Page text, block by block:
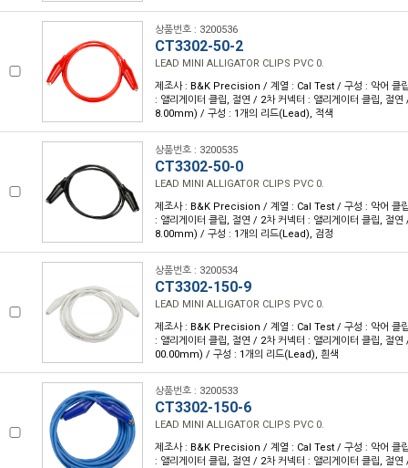
상품번호 : 3200536
CT3302-50-2
LEAD MINI ALLIGATOR CLIPS PVC 0.
제조사 : B&K Precision / 계열 : Cal Test / 구성 : 악어 클
: 앨리게이터 클립, 절연 / 2차 커넥터 : 앨리게이터 클립, 절
8.00mm) / 구성 : 1개의 리드(Lead), 적색
상품번호 : 3200535
CT3302-50-0
LEAD MINI ALLIGATOR CLIPS PVC 0.
제조사 : B&K Precision / 계열 : Cal Test / 구성 : 악어 클
: 앨리게이터 클립, 절연 / 2차 커넥터 : 앨리게이터 클립, 절
8.00mm) / 구성 : 1개의 리드(Lead), 검정
상품번호 : 3200534
CT3302-150-9
LEAD MINI ALLIGATOR CLIPS PVC 0.
제조사 : B&K Precision / 계열 : Cal Test / 구성 : 악어 클
: 앨리게이터 클립, 절연 / 2차 커넥터 : 앨리게이터 클립, 절
00.00mm) / 구성 : 1개의 리드(Lead), 흰색
상품번호 : 3200533
CT3302-150-6
LEAD MINI ALLIGATOR CLIPS PVC 0.
제조사 : B&K Precision / 계열 : Cal Test / 구성 : 악어 클
: 앨리게이터 클립, 절연 / 2차 커넥터 : 앨리게이터 클립, 절